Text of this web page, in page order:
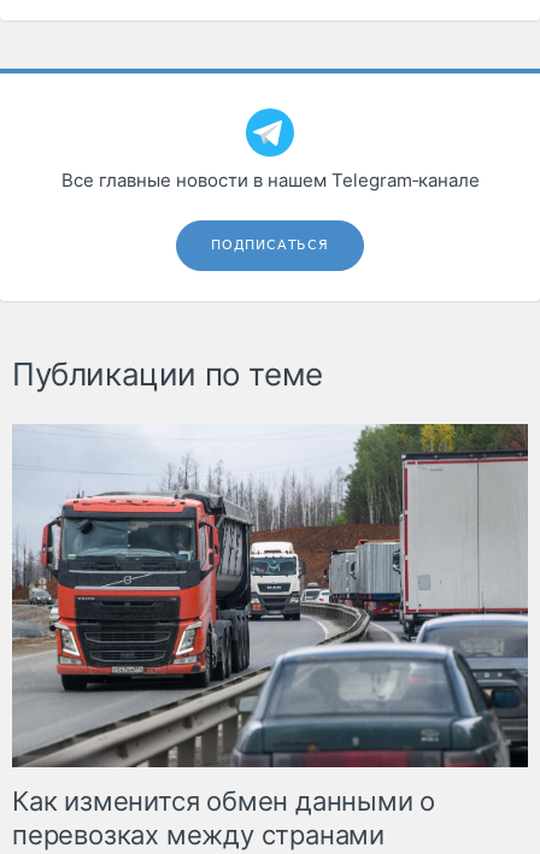
Все главные новости в нашем Telegram‑канале
ПОДПИСАТЬСЯ
Публикации по теме
Как изменится обмен данными о
перевозках между странами